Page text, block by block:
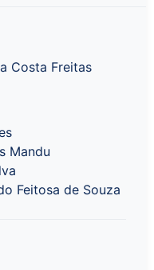
Costa Freitas
Mandu
Feitosa de Souza